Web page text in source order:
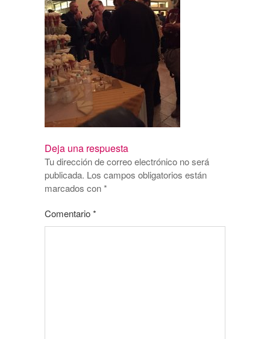
Deja una respuesta
Tu dirección de correo electrónico no será
publicada. Los campos obligatorios están
marcados con*
Comentario*